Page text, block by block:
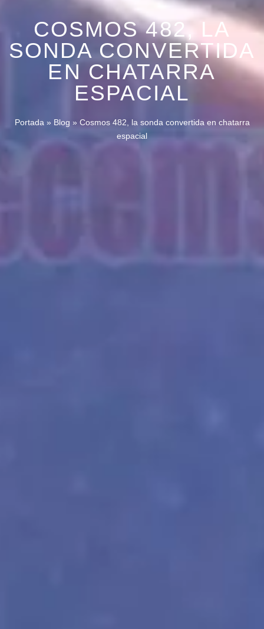
COSMOS 482, LA
SONDA CONVERTIDA
EN CHATARRA
ESPACIAL
Portada» Blog » Cosmos 482, la sonda convertida en chatarra
espacial